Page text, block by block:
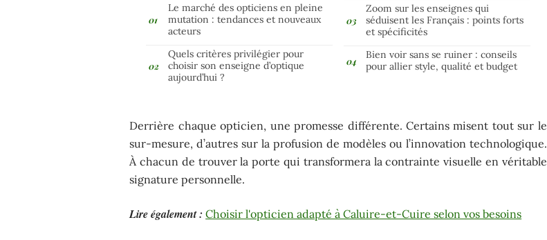
Le marché des opticiens en pleine
mutation : tendances et nouveaux
acteurs
Quels critères privilégier pour
choisir son enseigne d’optique
aujourd’hui ?
Zoom sur les enseignes qui
séduisent les Français : points forts
et spécificités
Bien voir sans se ruiner : conseils
pour allier style, qualité et budget
Derrière chaque opticien, une promesse différente. Certains misent tout sur le
sur-mesure, d’autres sur la profusion de modèles ou l’innovation technologique.
À chacun de trouver la porte qui transformera la contrainte visuelle en véritable
signature personnelle.
Lire également : Choisir l'opticien adapté à Caluire-et-Cuire selon vos besoins